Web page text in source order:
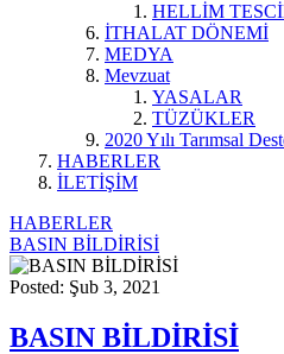
HELLİM
İTHALAT DÖNEMİ
MEDYA
Mevzuat
YASALAR
TÜZÜKLER
2020 Yılı Tarımsal
HABERLER
İLETİŞİM
HABERLER
BASIN BİLDİRİSİ
Posted: Şub 3, 2021
BASIN BİLDİRİSİ